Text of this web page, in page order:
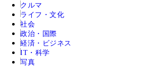
クルマ
ライフ・文化
社会
政治・国際
経済・ビジネス
IT・科学
写真